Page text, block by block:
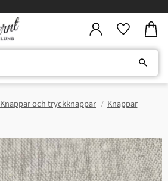
Knappar och tryckknappar
Knappar